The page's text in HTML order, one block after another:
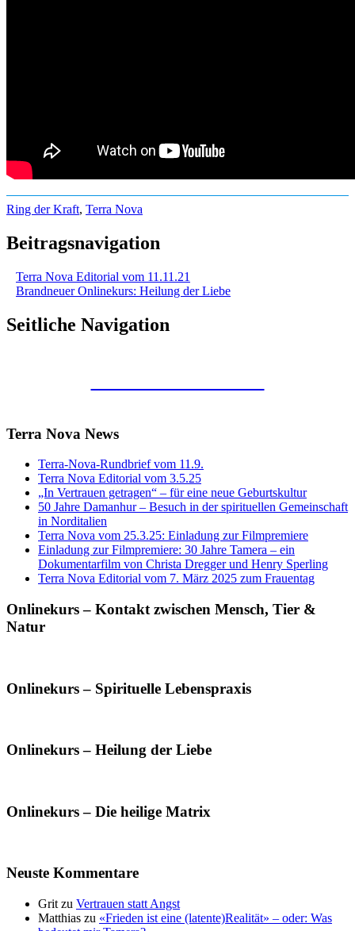
Ring der Kraft, Terra Nova
Beitragsnavigation
Terra Nova Editorial vom 11.11.21
Brandneuer Onlinekurs: Heilung der Liebe
Seitliche Navigation
Terra Nova News
Terra-Nova-Rundbrief vom 11.9.
Terra Nova Editorial vom 3.5.25
„In Vertrauen getragen“ – für eine neue Geburtskultur
50 Jahre Damanhur – Besuch in der spirituellen Gemeinschaft
in Norditalien
Terra Nova vom 25.3.25: Einladung zur Filmpremiere
Einladung zur Filmpremiere: 30 Jahre Tamera – ein
Dokumentarfilm von Christa Dregger und Henry Sperling
Terra Nova Editorial vom 7. März 2025 zum Frauentag
Onlinekurs – Kontakt zwischen Mensch, Tier &
Natur
Onlinekurs – Spirituelle Lebenspraxis
Onlinekurs – Heilung der Liebe
Onlinekurs – Die heilige Matrix
Neuste Kommentare
Grit zu Vertrauen statt Angst
Matthias zu «Frieden ist eine (latente)Realität» – oder: Was